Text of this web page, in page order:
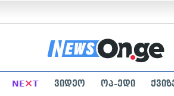
NE×T ვიდეო ოპ-ედი